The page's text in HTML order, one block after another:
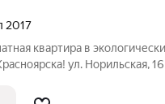
2017
квартира в экологически
Норильская, 16И
на 16 этаже